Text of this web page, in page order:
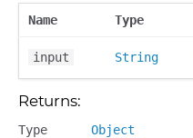
Name Type
input String
Returns:
Type Object